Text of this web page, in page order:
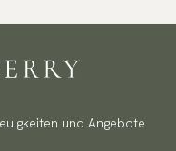
und Angebote